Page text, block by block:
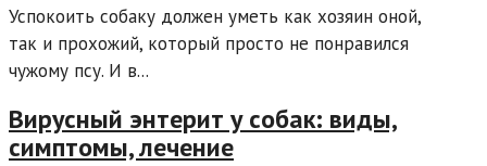
Успокоить собаку должен уметь как хозяин оной,
так и прохожий, который просто не понравился
чужому псу. И в...
Вирусный энтерит у собак: виды,
симптомы, лечение